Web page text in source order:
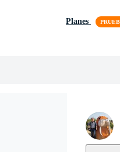
Planes